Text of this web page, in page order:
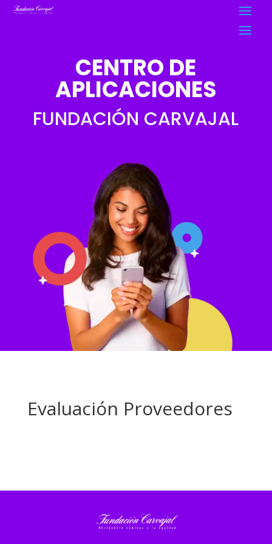
CENTRO DE
APLICACIONES
FUNDACIÓN CARVAJAL
Evaluación Proveedores